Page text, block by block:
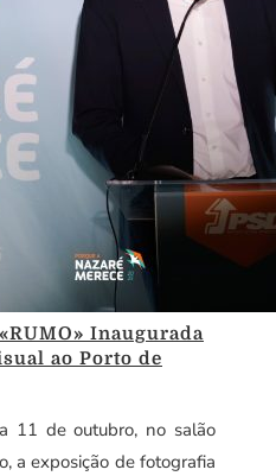
Inaugurada
ao Porto de
11 de outubro, no salão
a exposição de fotografia